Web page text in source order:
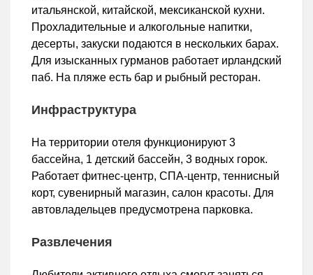
итальянской, китайской, мексиканской кухни.
Прохладительные и алкогольные напитки,
десерты, закуски подаются в нескольких барах.
Для изысканных гурманов работает ирландский
паб. На пляже есть бар и рыбный ресторан.
Инфраструктура
На территории отеля функционируют 3
бассейна, 1 детский бассейн, 3 водных горок.
Работает фитнес-центр, СПА-центр, теннисный
корт, сувенирный магазин, салон красоты. Для
автовладельцев предусмотрена парковка.
Развлечения